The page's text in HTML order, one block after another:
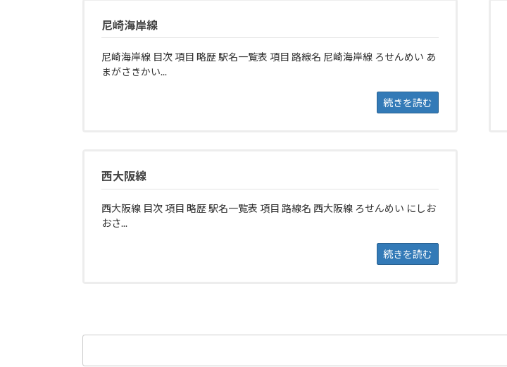
尼崎海岸線
尼崎海岸線 目次 項目 略歴 駅名一覧表 項目 路線名 尼崎海岸線 ろせんめい あ
まがさきかい...
続きを読む
西大阪線
西大阪線 目次 項目 略歴 駅名一覧表 項目 路線名 西大阪線 ろせんめい にしお
おさ...
続きを読む